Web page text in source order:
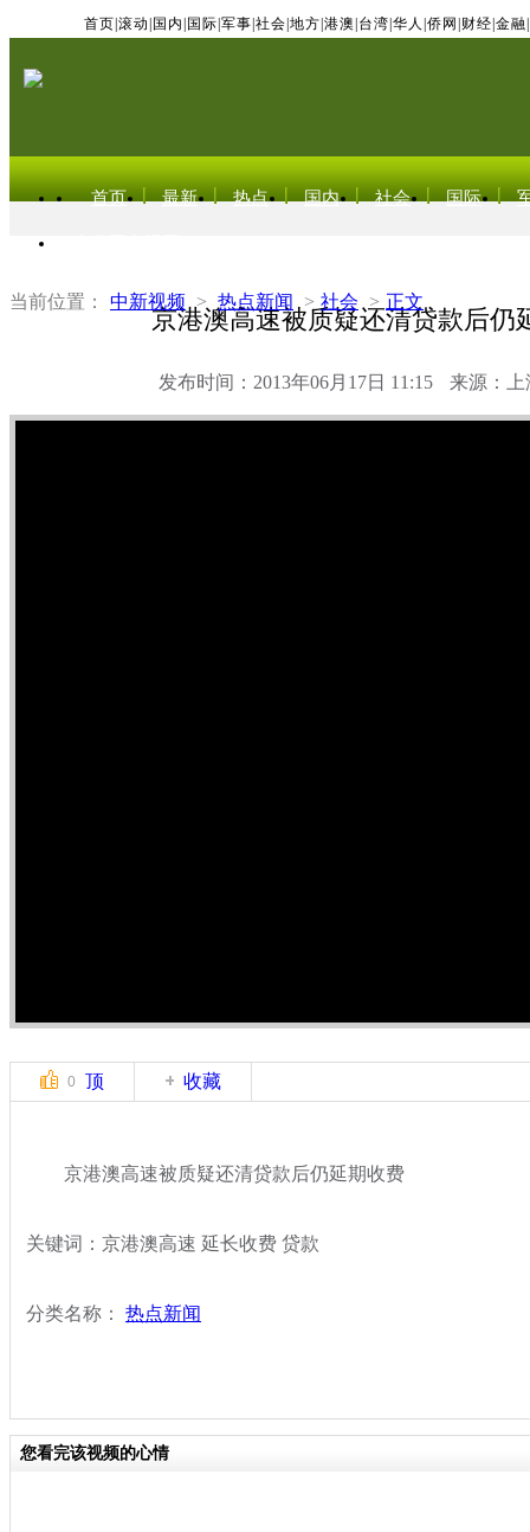
首页 滚动 国内 国际 军事 社会 地方 港澳 台湾 华人 侨网 财经 金融
首页 最新 热点 国内 社会 国际
当前位置： 中新视频 > 热点新闻 > 社会 > 正文
京港澳高速被质疑还清贷款后仍
发布时间：2013年06月17日 11:15 来源：上
0 顶 收藏
京港澳高速被质疑还清贷款后仍延期收费
关键词：京港澳高速 延长收费 贷款
分类名称： 热点新闻
您看完该视频的心情